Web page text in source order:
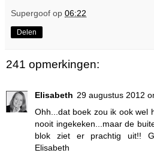
Supergoof op 06:22
Delen
241 opmerkingen:
Elisabeth 29 augustus 2012
Ohh...dat boek zou ik ook wel
nooit ingekeken...maar de
blok ziet er prachtig uit!!
Elisabeth